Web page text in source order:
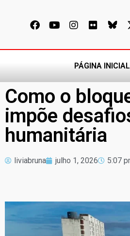
PÁGINA INICIAL
Como o
impõe
humanitária
liviabruna julho 1, 2026 5:07